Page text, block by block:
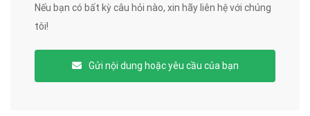
Nếu bạn có bất kỳ câu hỏi nào, xin hãy liên hệ với chúng
tôi!
Gửi nội dung hoặc yêu cầu của bạn